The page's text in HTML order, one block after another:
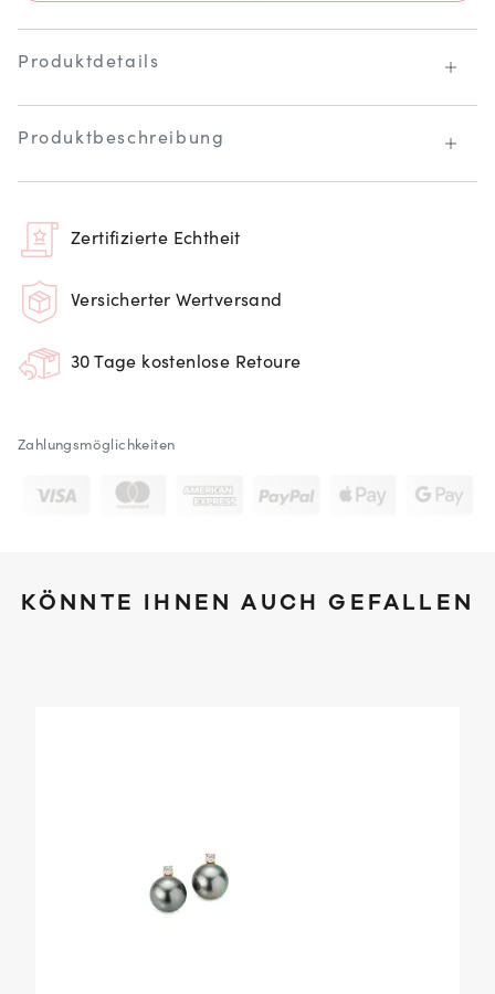
Produktdetails
Produktbeschreibung
Zertifizierte Echtheit
Versicherter Wertversand
30 Tage kostenlose Retoure
Zahlungsmöglichkeiten
KÖNNTE IHNEN AUCH GEFALLEN